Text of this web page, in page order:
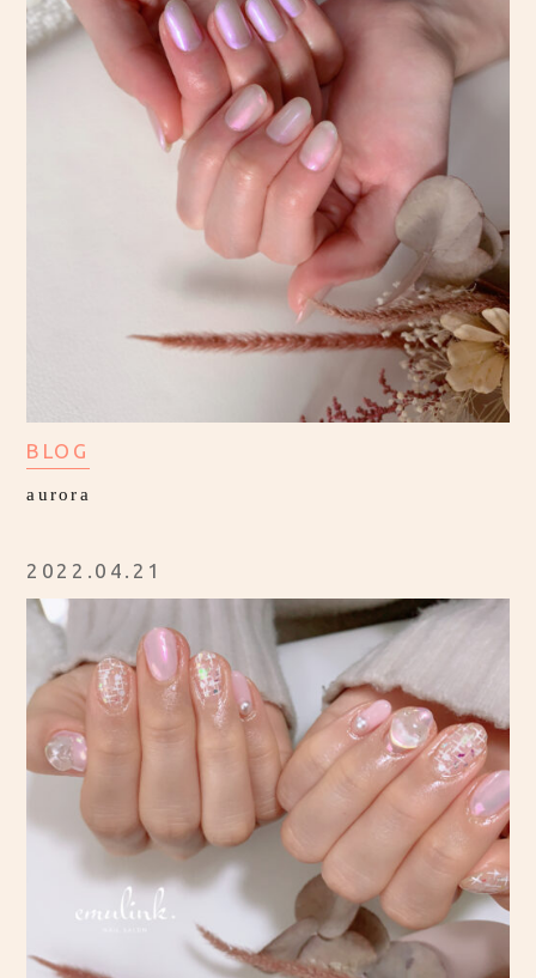
BLOG
aurora
2022.04.21